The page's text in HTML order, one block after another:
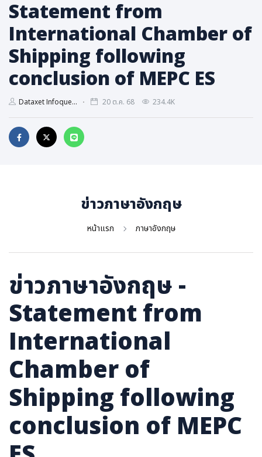
เศรษฐกิจ, การเงิน
พลังงาน, สิ่งแวดล้อม
ยานยนต์
ขนส่ง
การงาน, อาชีพ
กิจกรรม
อบรมสัมมนา
Statement from
International Chamber of
Shipping following
conclusion of MEPC ES
Dataxet Infoque... 20 ต.ค. 68 234.4K
ข่าวภาษาอังกฤษ
หน้าแรก ภาษาอังกฤษ
ข่าวภาษาอังกฤษ -
Statement from
International
Chamber of
Shipping following
conclusion of MEPC